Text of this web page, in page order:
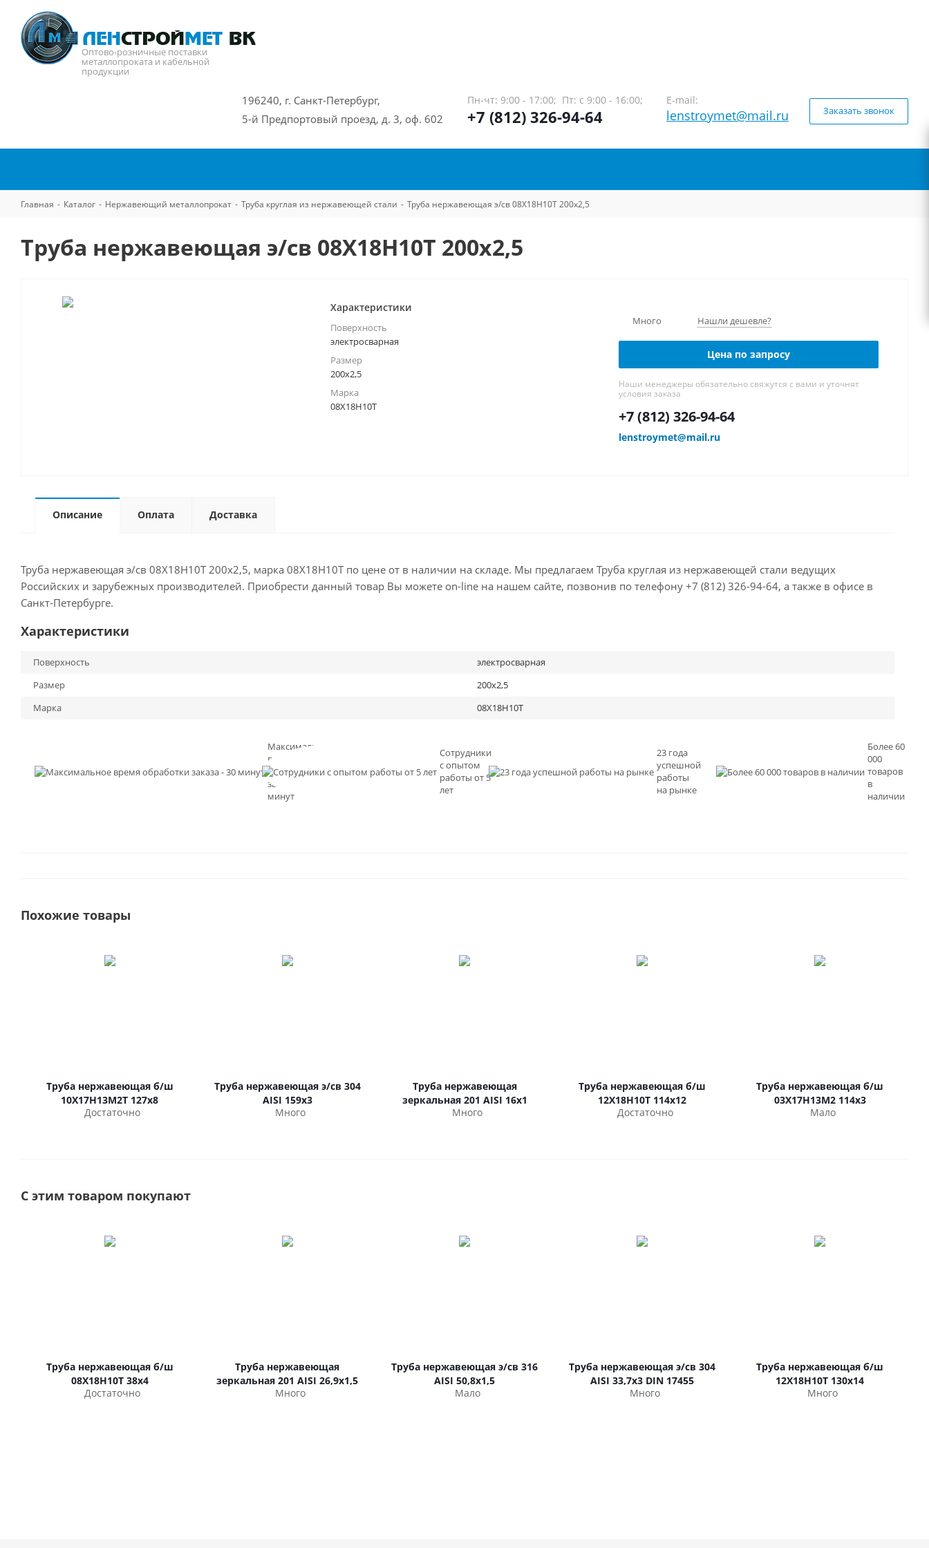
Оптово-розничные поставки
металлопроката и кабельной
продукции
196240, г. Санкт-Петербург,
5-й Предпортовый проезд, д. 3, оф. 602
Пн-чт: 9:00 - 17:00; Пт: с 9:00 - 16:00;
+7 (812) 326-94-64
E-mail:
lenstroymet@mail.ru Заказать звонок
Главная - Каталог - Нержавеющий металлопрокат - Труба круглая из нержавеющей стали - Труба нержавеющая э/св 08Х18Н10Т 200х2,5
Труба нержавеющая э/св 08Х18Н10Т 200х2,5
Характеристики
Поверхность
электросварная
Размер
200х2,5
Марка
08Х18Н10Т
Много Нашли дешевле?
Цена по запросу
Наши менеджеры обязательно свяжутся с вами и уточнят
условия заказа
+7 (812) 326-94-64
lenstroymet@mail.ru
Описание Оплата Доставка
Труба нержавеющая э/св 08Х18Н10Т 200х2,5, марка 08Х18Н10Т по цене от в наличии на складе. Мы предлагаем Труба круглая из нержавеющей стали ведущих
Российских и зарубежных производителей. Приобрести данный товар Вы можете on-line на нашем сайте, позвонив по телефону +7 (812) 326-94-64, а также в офисе в
Санкт-Петербурге.
Характеристики
Поверхность
электросварная
Размер
200х2,5
Марка
08Х18Н10Т
Максимальное
время
обработки
заказа - 30
минут
Сотрудники
с опытом
работы от 5
лет
23 года
успешной
работы
на рынке
Более 60
000
товаров
в
наличии
Похожие товары
Труба нержавеющая б/ш
10Х17Н13М2Т 127х8
Достаточно
Труба нержавеющая э/св 304
AISI 159х3
Много
Труба нержавеющая
зеркальная 201 AISI 16х1
Много
Труба нержавеющая б/ш
12Х18Н10Т 114х12
Достаточно
Труба нержавеющая б/ш
03Х17Н13М2 114х3
Мало
С этим товаром покупают
Труба нержавеющая б/ш
08Х18Н10Т 38х4
Достаточно
Труба нержавеющая
зеркальная 201 AISI 26,9х1,5
Много
Труба нержавеющая э/св 316
AISI 50,8х1,5
Мало
Труба нержавеющая э/св 304
AISI 33,7х3 DIN 17455
Много
Труба нержавеющая б/ш
12Х18Н10Т 130х14
Много